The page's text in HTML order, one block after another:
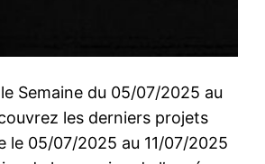
Semaine du 05/07/2025 au
les derniers projets
le 05/07/2025 au 11/07/2025